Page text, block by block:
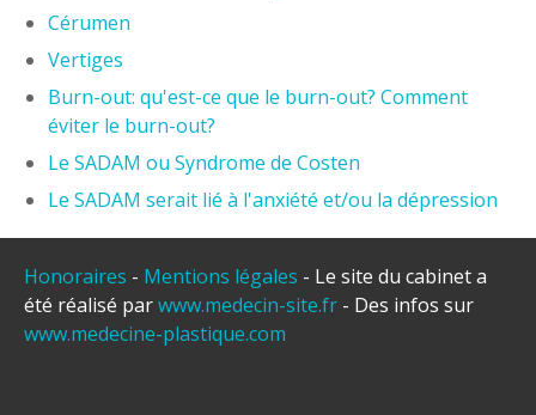
Cérumen
Vertiges
Burn-out: qu'est-ce que le burn-out? Comment
éviter le burn-out?
Le SADAM ou Syndrome de Costen
Le SADAM serait lié à l'anxiété et/ou la dépression
Honoraires - Mentions légales - Le site du cabinet a
été réalisé parwww.medecin-site.fr - Des infos sur
www.medecine-plastique.com